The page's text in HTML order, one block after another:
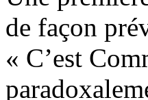
de façon
« C’est